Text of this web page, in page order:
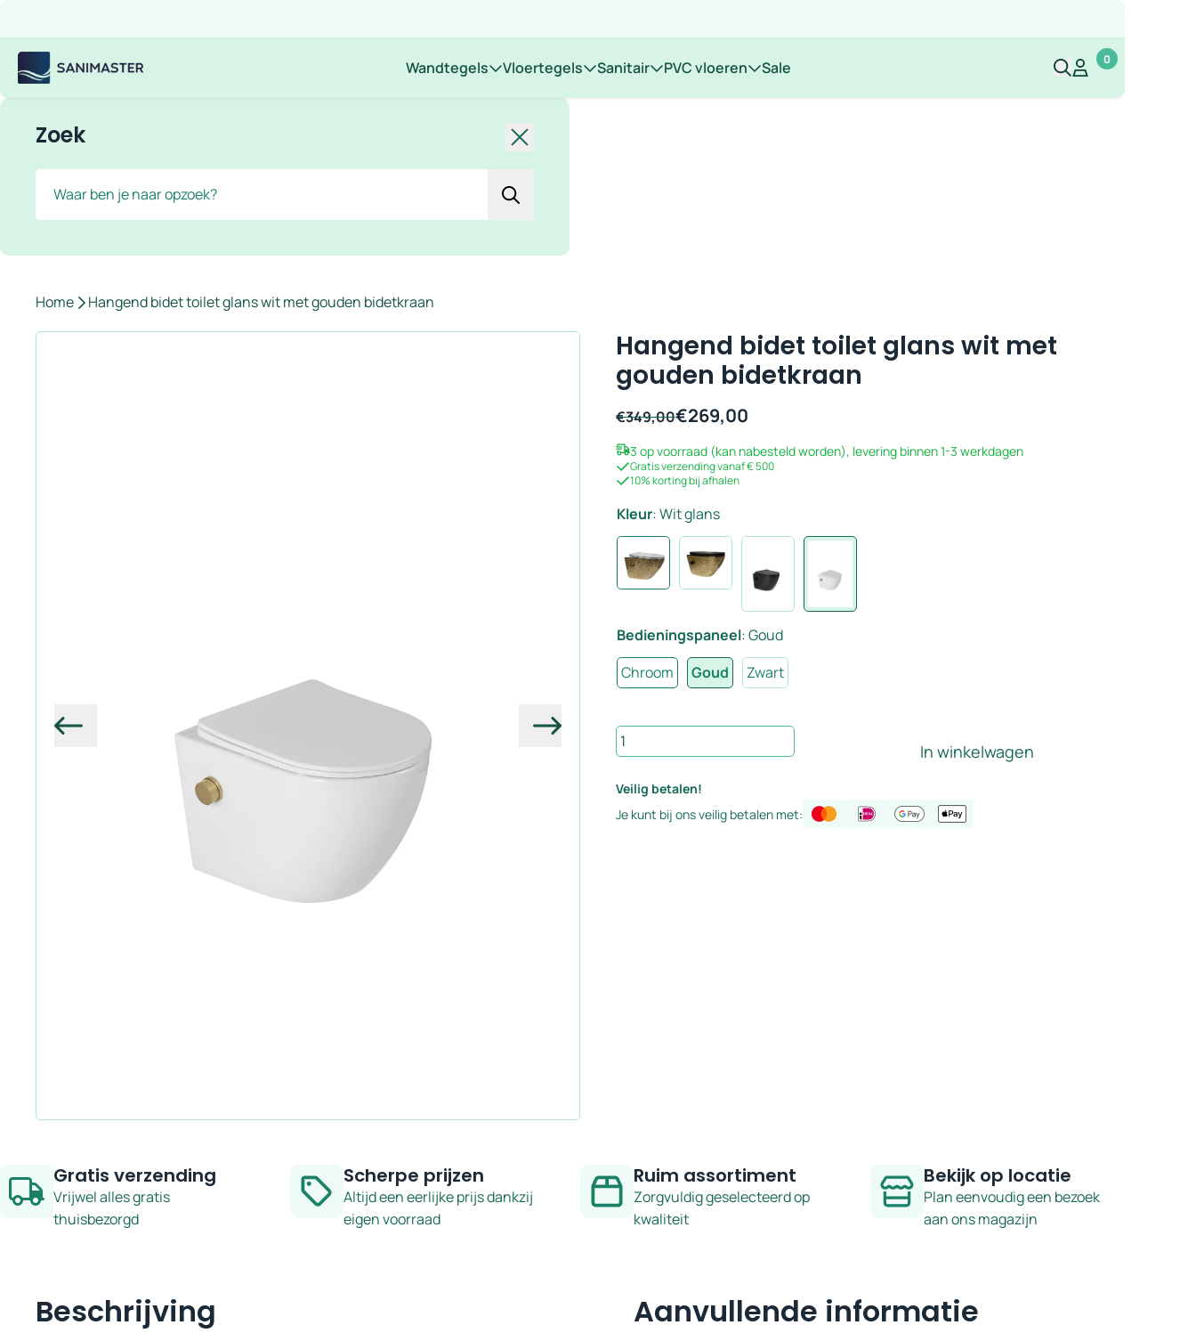
Sanimaster Wandtegels Vloertegels Sanitair PVC vloeren Sale Mijn account
Mijn account
0
Zoek Sluiten
Home Hangend bidet toilet glans wit met gouden bidetkraan
Vorige Volgende
Hangend bidet toilet glans wit met
gouden bidetkraan
€349,00
Oorspronkelijke
was:
€349,00.
€269,00
Huidige
is:
€269,00.
3 op voorraad (kan nabesteld worden), levering binnen 1-3 werkdagen
Gratis verzending vanaf € 500
10% korting bij afhalen
Kleur:Wit glans
Bedieningspaneel:Goud
Chroom
Goud Zwart
Hangend
bidet
toilet
glans
wit
In winkelwagen
Veilig betalen!
Je kunt bij ons veilig betalen met:
Gratis verzending
Vrijwel alles gratis
thuisbezorgd
Scherpe prijzen
Altijd een eerlijke prijs dankzij
eigen voorraad
Ruim assortiment
Zorgvuldig geselecteerd op
kwaliteit
Bekijk op locatie
Plan eenvoudig een bezoek
aan ons magazijn
Beschrijving Aanvullende informatie